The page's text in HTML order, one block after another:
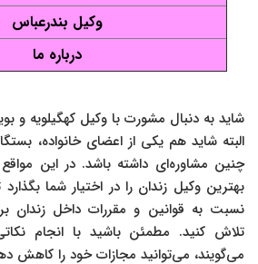
وکیل بندرعباس
درباره ما
شاید به دنبال مشورت با وکیل کهگیلویه و
البته شاید هم یکی از اعضای خانواده،
چنین مشاوره‌ای داشته باشد. در این
بهترین وکیل زندان را در اختیار شما بگذارد
نسبت به قوانین و مقررات داخل زندان
تلاش کنید. مطمئن باشید با انجام
می‌گویند، می‌توانید مجازات خود را کاهش